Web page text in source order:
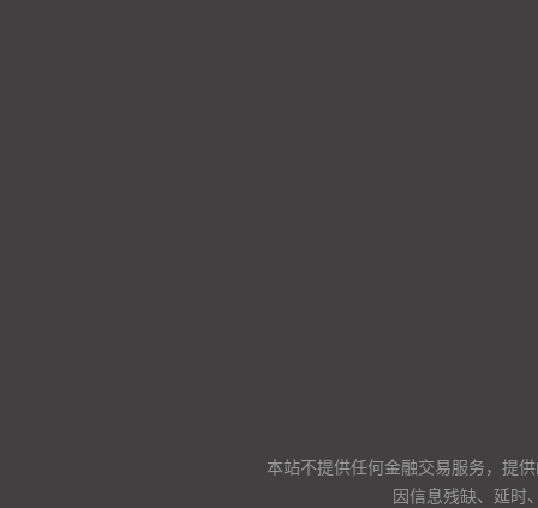
本站不提供任何金融交易服务，提
因信息残缺、延时